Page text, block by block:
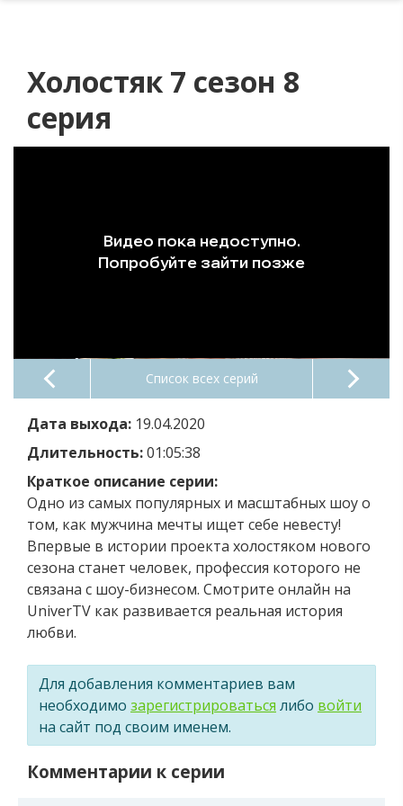
Холостяк 7 сезон 8
серия
Список всех серий
Дата выхода: 19.04.2020
Длительность:01:05:38
Краткое описание серии:
Одно из самых популярных и масштабных шоу о
том, как мужчина мечты ищет себе невесту!
Впервые в истории проекта холостяком нового
сезона станет человек, профессия которого не
связана с шоу-бизнесом. Смотрите онлайн на
UniverTV как развивается реальная история
любви.
Для добавления комментариев вам
необходимо зарегистрироваться либо войти
на сайт под своим именем.
Комментарии к серии